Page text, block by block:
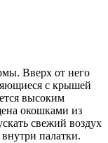
Вверх от него
с крышей
высоким
окошками из
свежий воздух
палатки.